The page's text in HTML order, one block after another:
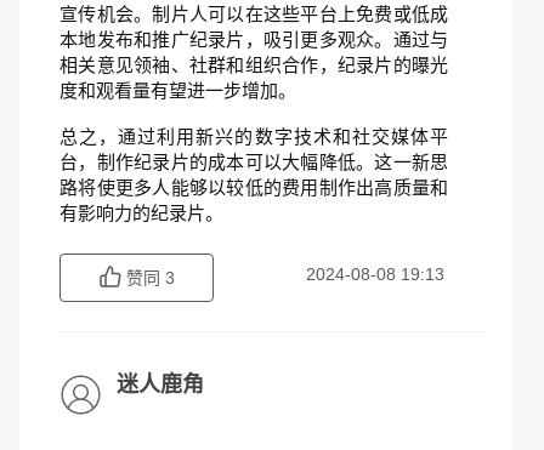
宣传机会。制片人可以在这些平台上免费或低成
本地发布和推广纪录片，吸引更多观众。通过与
相关意见领袖、社群和组织合作，纪录片的曝光
度和观看量有望进一步增加。
总之，通过利用新兴的数字技术和社交媒体平
台，制作纪录片的成本可以大幅降低。这一新思
路将使更多人能够以较低的费用制作出高质量和
有影响力的纪录片。
赞同 3 2024-08-08 19:13
迷人鹿角